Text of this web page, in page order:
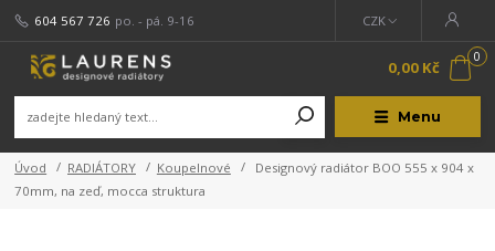
Menu
CZK
604 567 726 po. - pá. 9-16
0
0,00 Kč
Úvod RADIÁTORY Koupelnové
Designový radiátor BOO 555 x 904 x
70mm, na zeď, mocca struktura